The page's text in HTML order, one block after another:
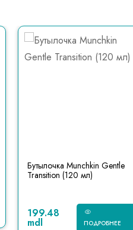
Бутылочка Munchkin Gentle
Transition (120 мл)
199.48
mdl ПОДРОБНЕЕ